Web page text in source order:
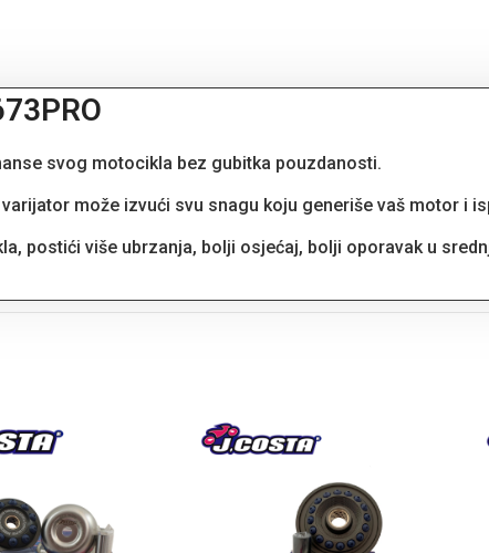
svog motocikla bez gubitka pouzdanosti.
može izvući svu snagu koju generiše vaš motor i
postići više ubrzanja, bolji osjećaj, bolji oporavak u